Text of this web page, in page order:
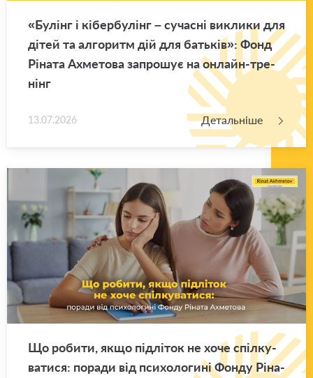
«Бу­лінг і кі­бер­бу­лінг – су­ча­сні ви­кли­ки для
дітей та ал­го­ритм дій для ба­тьків»: Фонд
Рі­на­та Ахме­то­ва за­про­шує на он­лайн-тре­
нінг
13.07.2026 Детальніше
Що ро­би­ти, якщо під­лі­ток не хоче спіл­ку­
ва­ти­ся: по­ра­ди від пси­хо­ло­ги­ні Фонду Рі­на­